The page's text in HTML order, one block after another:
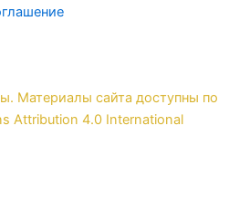
Материалы сайта доступны по
Attribution 4.0 International